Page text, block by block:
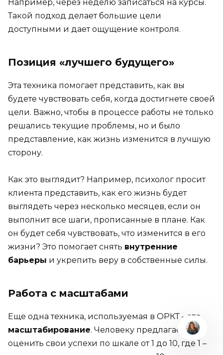
Например, через неделю записаться на курсы.
Такой подход делает большие цели
доступными и дает ощущение контроля.
Позиция «лучшего будущего»
Эта техника помогает представить, как вы
будете чувствовать себя, когда достигнете своей
цели. Важно, чтобы в процессе работы не только
решались текущие проблемы, но и было
представление, как жизнь изменится в лучшую
сторону.
Как это выглядит? Например, психолог просит
клиента представить, как его жизнь будет
выглядеть через несколько месяцев, если он
выполнит все шаги, прописанные в плане. Как
он будет себя чувствовать, что изменится в его
жизни? Это помогает снять внутренние
барьеры и укрепить веру в собственные силы.
Работа с масштабами
Еще одна техника, используемая в ОРКТ – это
масштабирование. Человеку предлагается
оценить свои успехи по шкале от 1 до 10, где 1 –